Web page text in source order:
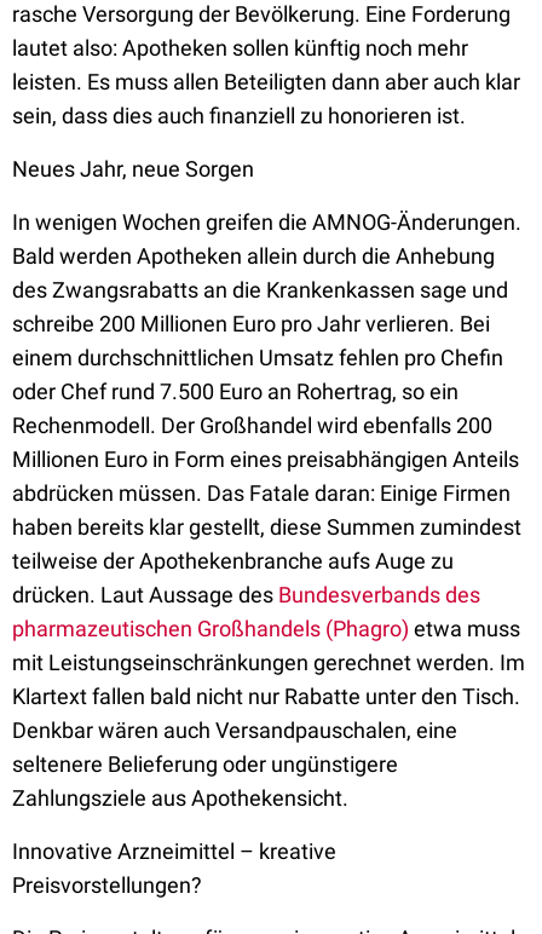
rasche Versorgung der Bevölkerung. Eine Forderung
lautet also: Apotheken sollen künftig noch mehr
leisten. Es muss allen Beteiligten dann aber auch klar
sein, dass dies auch finanziell zu honorieren ist.
Neues Jahr, neue Sorgen
In wenigen Wochen greifen die AMNOG-Änderungen.
Bald werden Apotheken allein durch die Anhebung
des Zwangsrabatts an die Krankenkassen sage und
schreibe 200 Millionen Euro pro Jahr verlieren. Bei
einem durchschnittlichen Umsatz fehlen pro Chefin
oder Chef rund 7.500 Euro an Rohertrag, so ein
Rechenmodell. Der Großhandel wird ebenfalls 200
Millionen Euro in Form eines preisabhängigen Anteils
abdrücken müssen. Das Fatale daran: Einige Firmen
haben bereits klar gestellt, diese Summen zumindest
teilweise der Apothekenbranche aufs Auge zu
drücken. Laut Aussage des Bundesverbands des
pharmazeutischen Großhandels (Phagro) etwa muss
mit Leistungseinschränkungen gerechnet werden. Im
Klartext fallen bald nicht nur Rabatte unter den Tisch.
Denkbar wären auch Versandpauschalen, eine
seltenere Belieferung oder ungünstigere
Zahlungsziele aus Apothekensicht.
Innovative Arzneimittel – kreative
Preisvorstellungen?